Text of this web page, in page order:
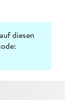
auf diesen